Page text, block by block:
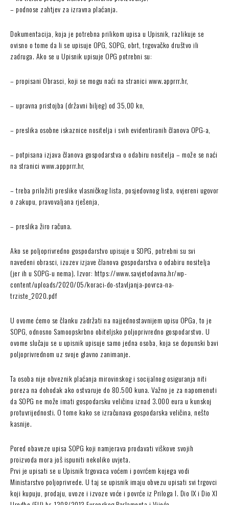
– podnose zahtjev za izravna plaćanja.
Dokumentacija, koja je potrebna prilikom upisa u Upisnik, razlikuje se
ovisno o tome da li se upisuje OPG, SOPG, obrt, trgovačko društvo ili
zadruga. Ako se u Upisnik upisuje OPG potrebni su:
– propisani Obrasci, koji se mogu naći na stranici www.apprrr.hr,
– upravna pristojba (državni biljeg) od 35,00 kn,
– preslika osobne iskaznice nositelja i svih evidentiranih članova OPG-a,
– potpisana izjava članova gospodarstva o odabiru nositelja – može se naći
na stranici www.appprrr.hr,
– treba priložiti preslike vlasničkog lista, posjedovnog lista, ovjereni ugovor
o zakupu, pravovaljana rješenja,
– preslika žiro računa.
Ako se poljoprivredno gospodarstvo upisuje u SOPG, potrebni su svi
navedeni obrasci, izuzev izjave članova gospodarstva o odabiru nositelja
(jer ih u SOPG-u nema). Izvor: https://www.savjetodavna.hr/wp-
content/uploads/2020/05/koraci-do-stavljanja-povrca-na-
trziste_2020.pdf
U ovome ćemo se članku zadržati na najjednostavnijem upisu OPGa, to je
SOPG, odnosno Samoopskrbno obiteljsko poljoprivredno gospodarstvo. U
ovome slučaju se u upisnik upisuje samo jedna osoba, koja se dopunski bavi
poljoprivrednom uz svoje glavno zanimanje.
Ta osoba nije obveznik plaćanja mirovinskog i socijalnog osiguranja niti
poreza na dohodak ako ostvaruje do 80.500 kuna. Važno je za napomenuti
da SOPG ne može imati gospodarsku veličinu iznad 3.000 eura u kunskoj
protuvrijednosti. O tome kako se izračunava gospodarska veličina, nešto
kasnije.
Pored obaveze upisa SOPG koji namjerava prodavati viškove svojih
proizvoda mora još ispuniti nekoliko uvjeta.
Prvi je upisati se u Upisnik trgovaca voćem i povrćem kojega vodi
Ministarstvo poljoprivrede. U taj se upisnik imaju obvezu upisati svi trgovci
koji kupuju, prodaju, uvoze i izvoze voće i povrće iz Priloga I. Dio IX i Dio XI